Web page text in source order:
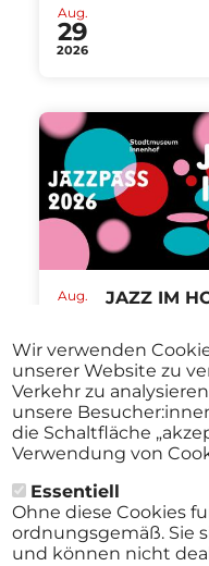
Aug.
29
2026
Aug.
-
Aug.
29
2026
JAZZ IM
ab€ 40,00
Wir verwenden
unserer Website zu
Verkehr zu
unsere
die Schaltfläche
Verwendung von
Essentiell
Ohne diese Cookies
ordnungsgemäß. Sie
und können nicht